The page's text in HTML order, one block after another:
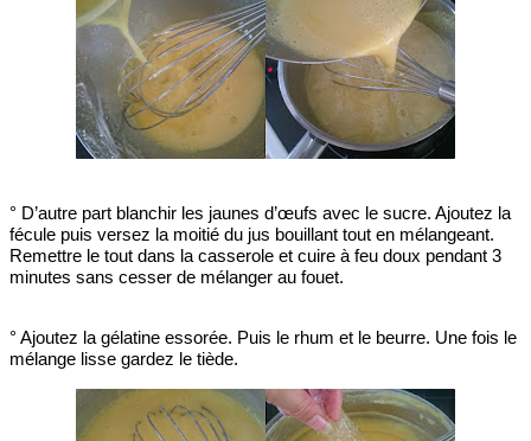
° D’autre part blanchir les jaunes d’œufs avec le sucre. Ajoutez la
fécule puis versez la moitié du jus bouillant tout en mélangeant.
Remettre le tout dans la casserole et cuire à feu doux pendant 3
minutes sans cesser de mélanger au fouet.
° Ajoutez la gélatine essorée. Puis le rhum et le beurre. Une fois le
mélange lisse gardez le tiède.